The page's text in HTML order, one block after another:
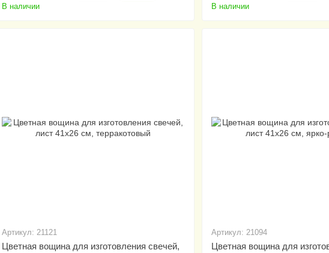
В наличии В наличии
Артикул: 21121
Цветная вощина для изготовления свечей,
Артикул: 21094
Цветная вощина для